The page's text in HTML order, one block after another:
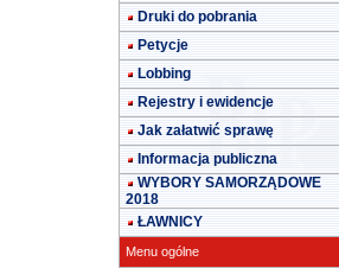
Druki do pobrania
Petycje
Lobbing
Rejestry i ewidencje
Jak załatwić sprawę
Informacja publiczna
WYBORY SAMORZĄDOWE
2018
ŁAWNICY
Menu ogólne